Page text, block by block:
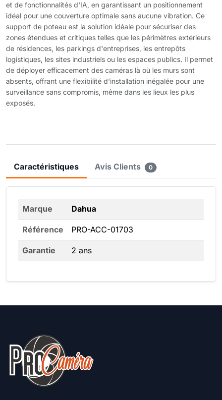
et de fonctionnalités d'IA, en garantissant un positionnement
idéal pour une couverture optimale sans aucune vibration. Ce
support de poteau est la solution idéale pour sécuriser des
zones étendues et critiques telles que les périmètres extérieurs
de résidences, les parkings d'entreprises, les entrepôts
logistiques, les sites industriels ou les espaces publics. Il permet
de déployer efficacement des caméras là où les murs sont
absents, offrant une flexibilité d'installation inégalée pour une
surveillance sans compromis, même dans les lieux les plus
exposés.
Caractéristiques Avis Clients 0
Marque Dahua
Référence PRO-ACC-01703
Garantie 2 ans